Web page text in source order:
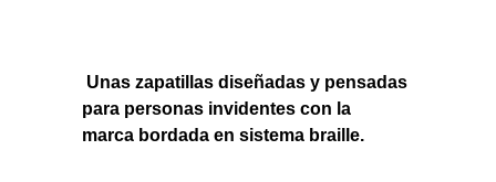
Unas zapatillas diseñadas y pensadas
para personas invidentes con la
marca bordada en sistema braille.